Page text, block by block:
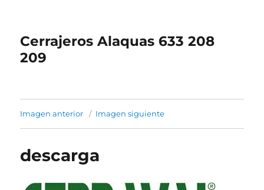
Cerrajeros Alaquas 633 208
209
Imagen anterior Imagen siguiente
descarga